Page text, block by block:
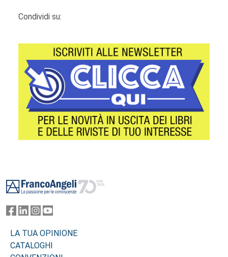
Condividi su:
LA TUA OPINIONE
CATALOGHI